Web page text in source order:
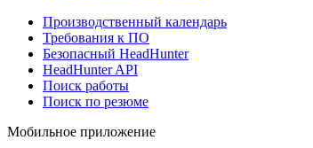
Производственный календарь
Требования к ПО
Безопасный HeadHunter
HeadHunter API
Поиск работы
Поиск по резюме
Мобильное приложение